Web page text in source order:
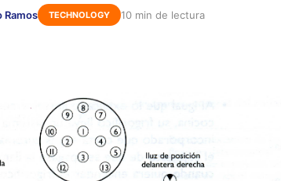
Ramos TECHNOLOGY 10 min de lectura